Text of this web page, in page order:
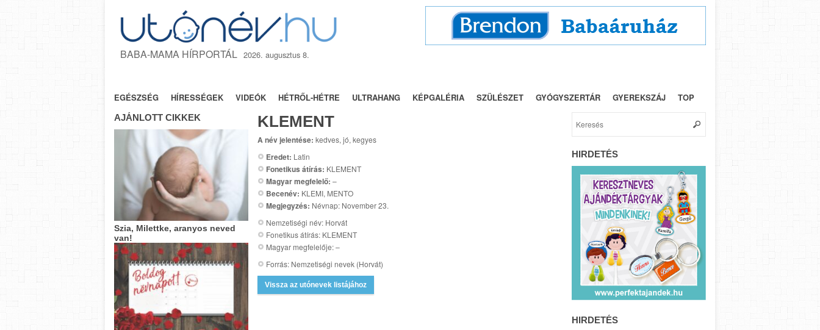
BABA-MAMA HÍRPORTÁL 2026. augusztus 8.
EGÉSZSÉG HÍRESSÉGEK VIDEÓK HÉTRŐL-HÉTRE ULTRAHANG KÉPGALÉRIA SZÜLÉSZET GYÓGYSZERTÁR GYEREKSZÁJ TOP
KLEMENT
A név jelentése: kedves, jó, kegyes
Eredet: Latin
Fonetikus átírás: KLEMENT
Magyar megfelelő: –
Becenév: KLEMI, MENTO
Megjegyzés: Névnap: November 23.
Nemzetiségi név: Horvát
Fonetikus átírás: KLEMENT
Magyar megfelelője: –
Forrás: Nemzetiségi nevek (Horvát)
Vissza az utónevek listájához
AJÁNLOTT CIKKEK
Szia, Milettke, aranyos neved
van!
HIRDETÉS
HIRDETÉS